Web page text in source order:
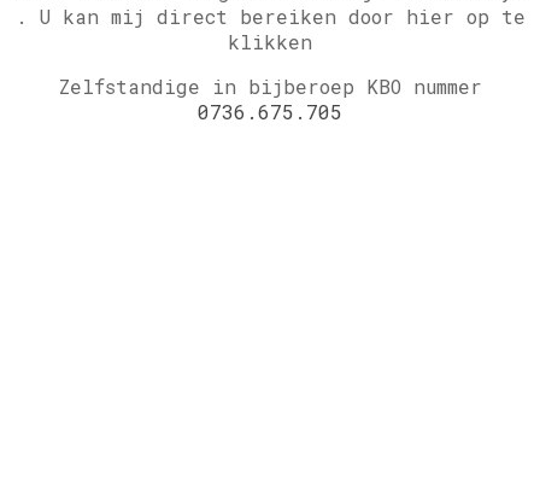
. U kan mij direct bereiken door hier op te
klikken
Zelfstandige in bijberoep KBO nummer
0736.675.705